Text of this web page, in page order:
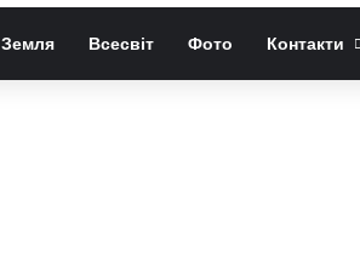
Земля Всесвіт Фото Контакти